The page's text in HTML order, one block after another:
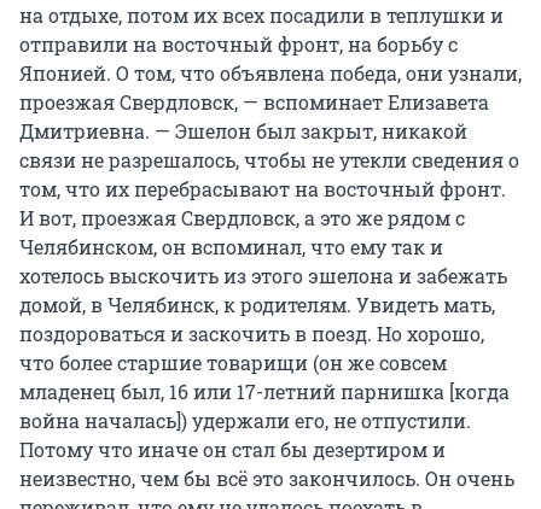
на отдыхе, потом их всех посадили в теплушки и
отправили на восточный фронт, на борьбу с
Японией. О том, что объявлена победа, они узнали,
проезжая Свердловск, — вспоминает Елизавета
Дмитриевна. — Эшелон был закрыт, никакой
связи не разрешалось, чтобы не утекли сведения о
том, что их перебрасывают на восточный фронт.
И вот, проезжая Свердловск, а это же рядом с
Челябинском, он вспоминал, что ему так и
хотелось выскочить из этого эшелона и забежать
домой, в Челябинск, к родителям. Увидеть мать,
поздороваться и заскочить в поезд. Но хорошо,
что более старшие товарищи (он же совсем
младенец был, 16 или 17-летний парнишка [когда
война началась]) удержали его, не отпустили.
Потому что иначе он стал бы дезертиром и
неизвестно, чем бы всё это закончилось. Он очень